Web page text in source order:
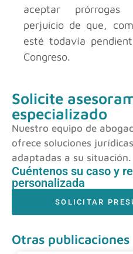
aceptar prórrogas
perjuicio de que,
esté todavía
Congreso.
Solicite
especializado
Nuestro equipo de
ofrece soluciones
adaptadas a su situación.
Cuéntenos su caso y
personalizada
SOLICITAR
Otras publicaciones